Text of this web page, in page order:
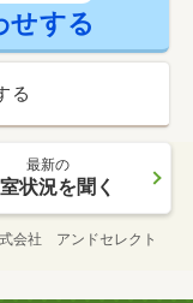
せする
る
最新の
状況を聞く
会社 アンドセレクト